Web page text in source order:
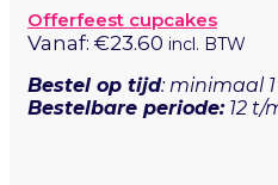
Offerfeest cupcakes
Vanaf: €23.60 incl. BTW
Bestel op tijd: minimaal
Bestelbare periode:12 t/